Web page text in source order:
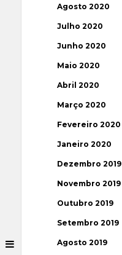
Agosto 2020
Julho 2020
Junho 2020
Maio 2020
Abril 2020
Março 2020
Fevereiro 2020
Janeiro 2020
Dezembro 2019
Novembro 2019
Outubro 2019
Setembro 2019
Agosto 2019